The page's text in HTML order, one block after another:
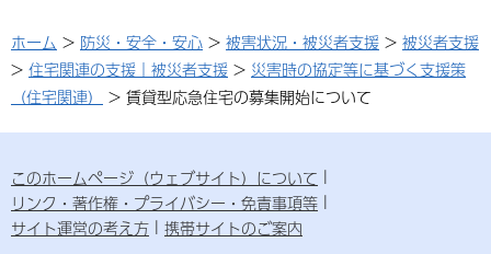
ホーム > 防災・安全・安心 > 被害状況・被災者支援 > 被災者支援
> 住宅関連の支援｜被災者支援 > 災害時の協定等に基づく支援策
（住宅関連）
> 賃貸型応急住宅の募集開始について
このホームページ（ウェブサイト）について
リンク・著作権・プライバシー・免責事項等
サイト運営の考え方
携帯サイトのご案内